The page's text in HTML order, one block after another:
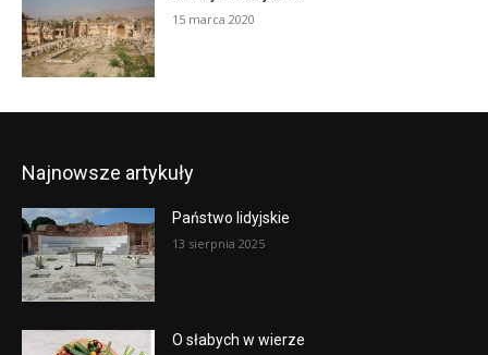
15 marca 2020
Najnowsze artykuły
Państwo lidyjskie
13 sierpnia 2025
O słabych w wierze